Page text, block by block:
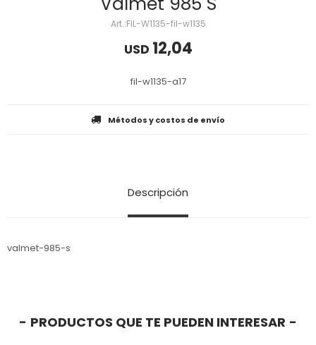
FIL-W1135-fil-w1135
USD 12,04
fil-w1135-a17
Métodos y costos de envío
Descripción
valmet-985-s
PRODUCTOS QUE TE PUEDEN INTERESAR